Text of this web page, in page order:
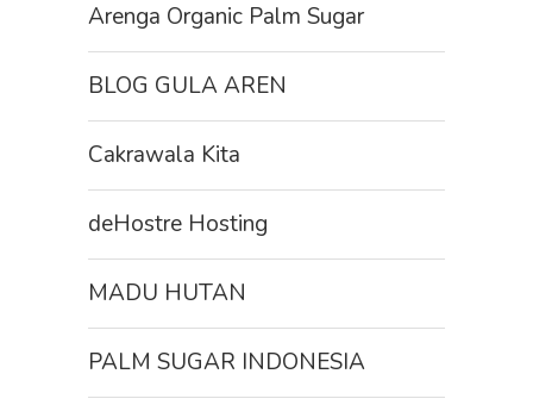
Arenga Organic Palm Sugar
BLOG GULA AREN
Cakrawala Kita
deHostre Hosting
MADU HUTAN
PALM SUGAR INDONESIA